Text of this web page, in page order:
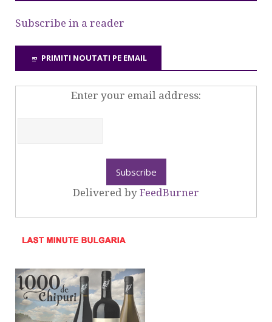
Subscribe in a reader
PRIMITI NOUTATI PE EMAIL
Enter your email address:
Delivered by FeedBurner